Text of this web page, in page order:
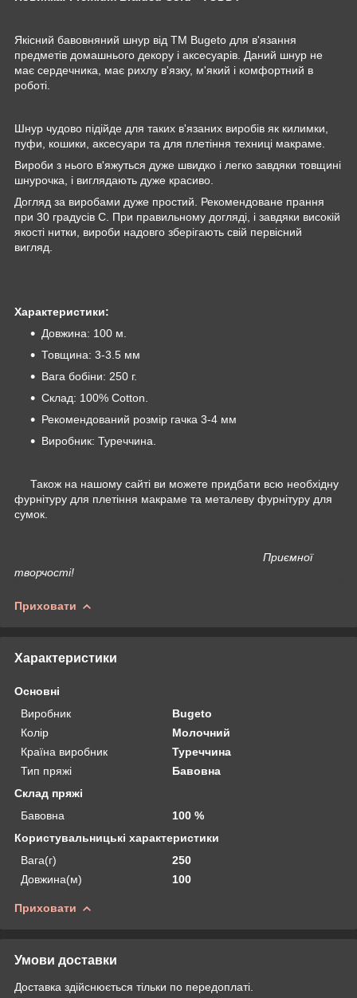
Якісний бавовняний шнур від ТМ Bugeto для в'язання
предметів домашнього декору і аксесуарів. Даний шнур не
має сердечника, має рихлу в'язку, м'який і комфортний в
роботі.
Шнур чудово підійде для таких в'язаних виробів як килимки,
пуфи, кошики, аксесуари та для плетіння техниці макраме.
Вироби з нього в'яжуться дуже швидко і легко завдяки товщині
шнурочка, і виглядають дуже красиво.
Догляд за виробами дуже простий. Рекомендоване прання
при 30 градусів С. При правильному догляді, і завдяки високій
якості нитки, вироби надовго зберігають свій первісний
вигляд.
Характеристики:
Довжина: 100 м.
Товщина: 3-3.5 мм
Вага бобіни: 250 г.
Склад: 100% Cotton.
Рекомендований розмір гачка 3-4 мм
Виробник: Туреччина.
Також на нашому сайті ви можете придбати всю необхідну
фурнітуру для плетіння макраме та металеву фурнітуру для
сумок.
Приємної
творчості!
Приховати
Характеристики
Основні
Виробник
Bugeto
Колір
Молочний
Країна виробник
Туреччина
Тип пряжі
Бавовна
Склад пряжі
Бавовна
100 %
Користувальницькі характеристики
Вага(г)
250
Довжина(м)
100
Приховати
Умови доставки
Доставка здійснюється тільки по передоплаті.